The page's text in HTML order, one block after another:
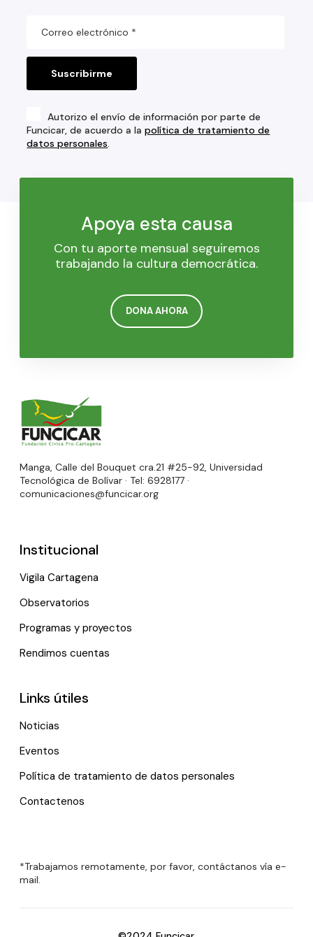
Autorizo el envío de información por parte de
Funcicar, de acuerdo a lapolítica de tratamiento de
datos personales.
Apoya esta causa
Con tu aporte mensual seguiremos
trabajando la cultura democrática.
DONA AHORA
Manga, Calle del Bouquet cra.21 #25-92, Universidad
Tecnológica de Bolívar · Tel: 6928177 ·
comunicaciones@funcicar.org
Institucional
Vigila Cartagena
Observatorios
Programas y proyectos
Rendimos cuentas
Links útiles
Noticias
Eventos
Política de tratamiento de datos personales
Contactenos
*Trabajamos remotamente, por favor, contáctanos vía e-
mail.